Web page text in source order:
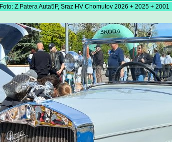
Foto: Z.Patera Auta5P, Sraz HV Chomutov 2026 + 2025 + 2001